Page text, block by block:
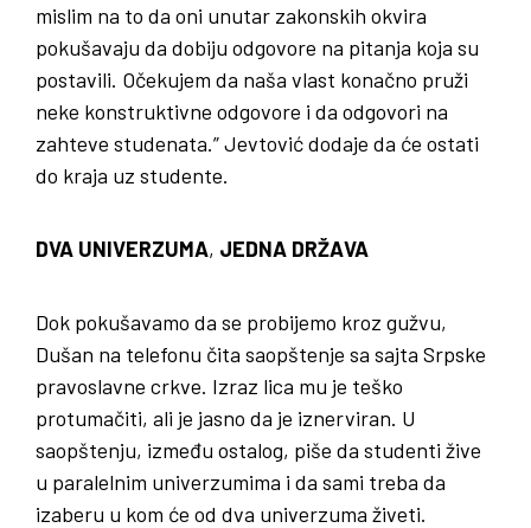
mislim na to da oni unutar zakonskih okvira
pokušavaju da dobiju odgovore na pitanja koja su
postavili. Očekujem da naša vlast konačno pruži
neke konstruktivne odgovore i da odgovori na
zahteve studenata.” Jevtović dodaje da će ostati
do kraja uz studente.
DVA UNIVERZUMA, JEDNA DRŽAVA
Dok pokušavamo da se probijemo kroz gužvu,
Dušan na telefonu čita saopštenje sa sajta Srpske
pravoslavne crkve. Izraz lica mu je teško
protumačiti, ali je jasno da je iznerviran. U
saopštenju, između ostalog, piše da studenti žive
u paralelnim univerzumima i da sami treba da
izaberu u kom će od dva univerzuma živeti.